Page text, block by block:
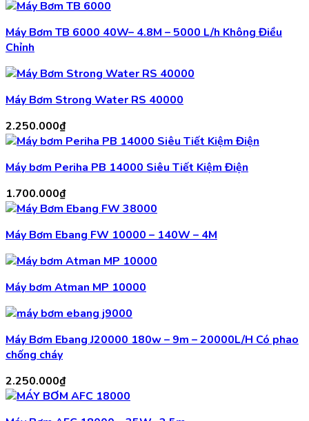
Máy Bơm TB 6000 40W– 4.8M – 5000 L/h Không Điều
Chỉnh
Máy Bơm Strong Water RS 40000
2.250.000₫
Máy bơm Periha PB 14000 Siêu Tiết Kiệm Điện
1.700.000₫
Máy Bơm Ebang FW 10000 – 140W – 4M
Máy bơm Atman MP 10000
Máy Bơm Ebang J20000 180w – 9m – 20000L/H Có phao
chống cháy
2.250.000₫